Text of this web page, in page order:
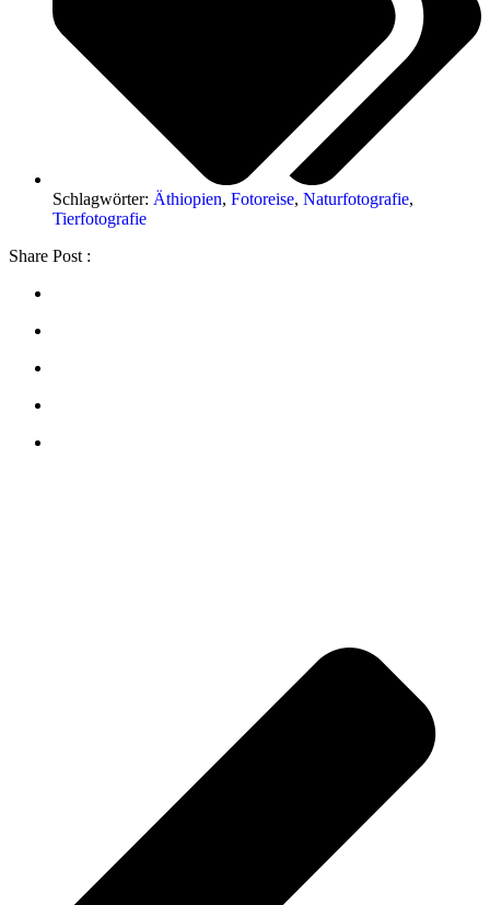
Schlagwörter: Äthiopien, Fotoreise, Naturfotografie,
Tierfotografie
Share Post :